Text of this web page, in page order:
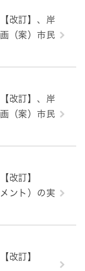
改訂】、岸
（案）市民
改訂】、岸
（案）市民
改訂】
ント）の実
改訂】